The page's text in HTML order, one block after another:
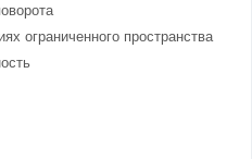
ограниченного пространства